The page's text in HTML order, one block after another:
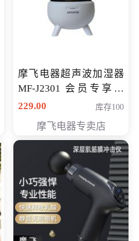
摩飞电器超声波加湿器
MF-J2301 会员专享价
168元
229.00 库存100
摩飞电器专卖店